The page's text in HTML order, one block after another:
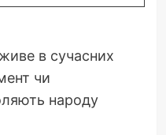
в сучасних
чи
народу